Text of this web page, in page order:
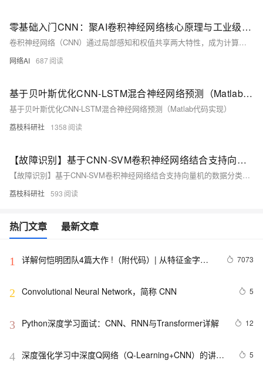
零基础入门CNN：聚AI卷积神经网络核心原理与工业级实战指南
卷积神经网络（CNN）通过局部感知和权值共享两大特性，成为计算机视觉的核心技术。本文详解CNN的卷积操作、架构设计、超参数调优及感受野计算，结合代码示例展示其在图像分类、目标检测等领域的应用价值。
网络AI 687
基于贝叶斯优化CNN-LSTM混合神经网络预测（Matlab代码实现）
基于贝叶斯优化CNN-LSTM混合神经网络预测（Matlab代码实现）
荔枝科研社 1358
【故障识别】基于CNN-SVM卷积神经网络结合支持向量机的数据分类预测研究（Matlab代码实现）
【故障识别】基于CNN-SVM卷积神经网络结合支持向量机的数据分类预测研究（Matlab代码实现）
荔枝科研社 593
热门文章 最新文章
1
详解何恺明团队4篇大作 !（附代码）| 从特征金字塔
7073
2 Convolutional Neural Network，简称 CNN 5
3 Python深度学习面试：CNN、RNN与Transformer详解 12
4 深度强化学习中深度Q网络（Q-Learning+CNN）的讲解
5